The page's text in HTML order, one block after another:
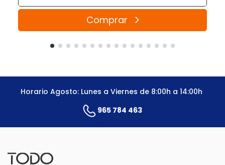
Comprar
Horario Agosto: Lunes a Viernes de 8:00h a 14:00h
965 784 463